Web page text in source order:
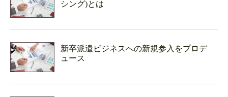
シング)とは
新卒派遣ビジネスへの新規参入をプロデ
ュース